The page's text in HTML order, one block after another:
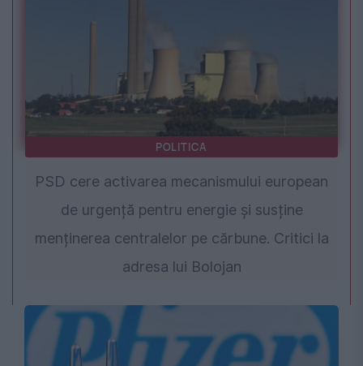
POLITICA
PSD cere activarea mecanismului european
de urgență pentru energie și susține
menținerea centralelor pe cărbune. Critici la
adresa lui Bolojan